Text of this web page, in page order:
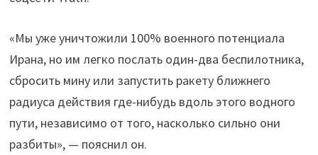
«Мы уже уничтожили 100% военного потенциала
Ирана, но им легко послать один-два беспилотника,
сбросить мину или запустить ракету ближнего
радиуса действия где-нибудь вдоль этого водного
пути, независимо от того, насколько сильно они
разбиты», — пояснил он.